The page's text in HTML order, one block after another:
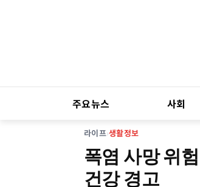
주요뉴스 사회
라이프›생활정보
폭염 사망 위
건강 경고